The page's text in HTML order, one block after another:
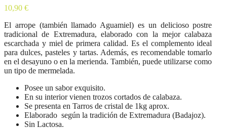
10,90 €
El arrope (también llamado Aguamiel) es un delicioso postre
tradicional de Extremadura, elaborado con la mejor calabaza
escarchada y miel de primera calidad. Es el complemento ideal
para dulces, pasteles y tartas. Además, es recomendable tomarlo
en el desayuno o en la merienda. También, puede utilizarse como
un tipo de mermelada.
Posee un sabor exquisito.
En su interior vienen trozos cortados de calabaza.
Se presenta en Tarros de cristal de 1kg aprox.
Elaborado según la tradición de Extremadura (Badajoz).
Sin Lactosa.